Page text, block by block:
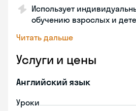
Использует
обучению взрослых и
Читать дальше
Услуги и цены
Английский язык
Уроки